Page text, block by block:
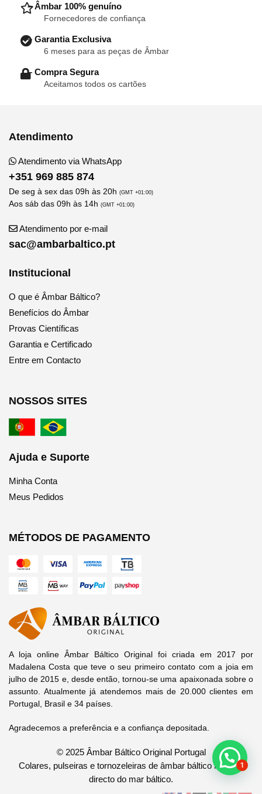
– Âmbar 100% genuíno
Fornecedores de confiança
– Garantia Exclusiva
6 meses para as peças de Âmbar
– Compra Segura
Aceitamos todos os cartões
Atendimento
Atendimento via WhatsApp
+351 969 885 874
De seg à sex das 09h às 20h (GMT +01:00)
Aos sáb das 09h às 14h (GMT +01:00)
Atendimento por e-mail
sac@ambarbaltico.pt
Institucional
O que é Âmbar Báltico?
Benefícios do Âmbar
Provas Científicas
Garantia e Certificado
Entre em Contacto
NOSSOS SITES
Ajuda e Suporte
Minha Conta
Meus Pedidos
MÉTODOS DE PAGAMENTO
A loja online Âmbar Báltico Original foi criada em 2017 por
Madalena Costa que teve o seu primeiro contato com a joia em
julho de 2015 e, desde então, tornou-se uma apaixonada sobre o
assunto. Atualmente já atendemos mais de 20.000 clientes em
Portugal, Brasil e 34 países.
Agradecemos a preferência e a confiança depositada.
© 2025 Âmbar Báltico Original Portugal
Colares, pulseiras e tornozeleiras de âmbar báltico legítimo
directo do mar báltico.
1